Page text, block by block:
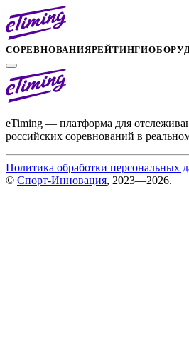
СОРЕВНОВАНИЯРЕЙТИНГИ
eTiming — платформа для
российских соревнований в
Политика обработки персональных
© Спорт-Инновация, 2023—2026.